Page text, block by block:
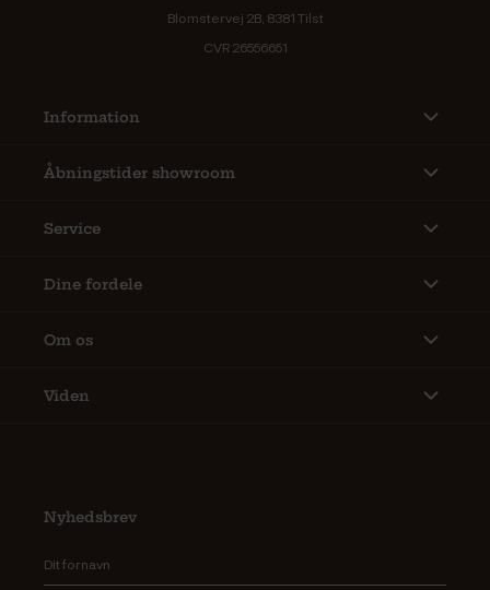
Blomstervej 2B, 8381 Tilst
CVR 26556651
Information
Åbningstider showroom
Service
Dine fordele
Om os
Viden
Nyhedsbrev